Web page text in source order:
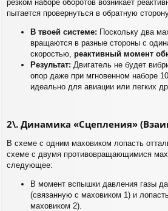
резком наборе оборотов возникает
пытается провернуться в обратную
В твоей системе: Поскольку два
вращаются в разные стороны с
скоростью, реактивный момент
Результат: Двигатель не будет
опор даже при мгновенном наборе
идеально для авиации или легких
2\. Динамика «Сцепления»
В схеме с одним маховиком лопасть
схеме с двумя противовращающимися
следующее:
В момент вспышки давления газы
(связанную с маховиком 1) и
маховиком 2).